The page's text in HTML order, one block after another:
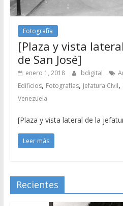
Fotografía
[Plaza y vista
de San José]
enero 1, 2018 bdigital
Edificios, Fotografías, Jefatura Civil,
Venezuela
[Plaza y vista lateral de la
Leer más
Recientes